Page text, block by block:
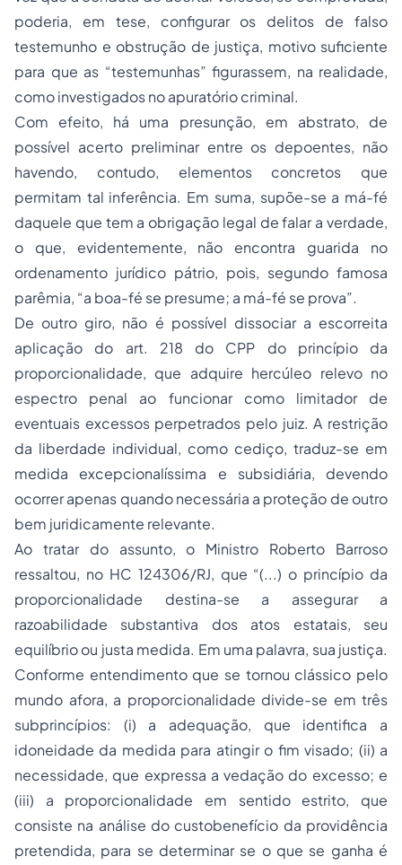
poderia, em tese, configurar os delitos de falso
testemunho e obstrução de justiça, motivo suficiente
para que as “testemunhas” figurassem, na realidade,
como investigados no apuratório criminal.
Com efeito, há uma presunção, em abstrato, de
possível acerto preliminar entre os depoentes, não
havendo, contudo, elementos concretos que
permitam tal inferência. Em suma, supõe-se a má-fé
daquele que tem a obrigação legal de falar a verdade,
o que, evidentemente, não encontra guarida no
ordenamento jurídico pátrio, pois, segundo famosa
parêmia, “a boa-fé se presume; a má-fé se prova”.
De outro giro, não é possível dissociar a escorreita
aplicação do art. 218 do CPP do princípio da
proporcionalidade, que adquire hercúleo relevo no
espectro penal ao funcionar como limitador de
eventuais excessos perpetrados pelo juiz. A restrição
da liberdade individual, como cediço, traduz-se em
medida excepcionalíssima e subsidiária, devendo
ocorrer apenas quando necessária a proteção de outro
bem juridicamente relevante.
Ao tratar do assunto, o Ministro Roberto Barroso
ressaltou, no HC 124306/RJ, que “(...) o princípio da
proporcionalidade destina-se a assegurar a
razoabilidade substantiva dos atos estatais, seu
equilíbrio ou justa medida. Em uma palavra, sua justiça.
Conforme entendimento que se tornou clássico pelo
mundo afora, a proporcionalidade divide-se em três
subprincípios: (i) a adequação, que identifica a
idoneidade da medida para atingir o fim visado; (ii) a
necessidade, que expressa a vedação do excesso; e
(iii) a proporcionalidade em sentido estrito, que
consiste na análise do custobenefício da providência
pretendida, para se determinar se o que se ganha é